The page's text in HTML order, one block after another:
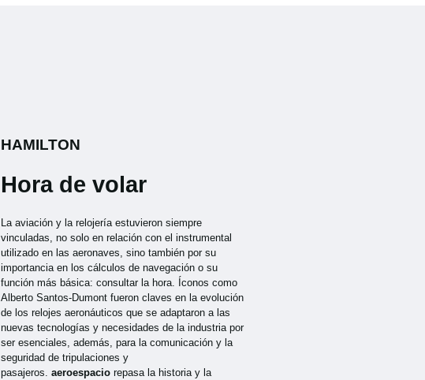
HAMILTON
Hora de volar
La aviación y la relojería estuvieron siempre
vinculadas, no solo en relación con el instrumental
utilizado en las aeronaves, sino también por su
importancia en los cálculos de navegación o su
función más básica: consultar la hora. Íconos como
Alberto Santos-Dumont fueron claves en la evolución
de los relojes aeronáuticos que se adaptaron a las
nuevas tecnologías y necesidades de la industria por
ser esenciales, además, para la comunicación y la
seguridad de tripulaciones y
pasajeros.aeroespaciorepasa la historia y la